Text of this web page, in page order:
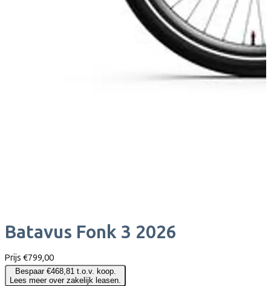
Batavus Fonk 3 2026
Prijs €799,00
Bespaar €468,81 t.o.v. koop.
Lees meer over zakelijk leasen.